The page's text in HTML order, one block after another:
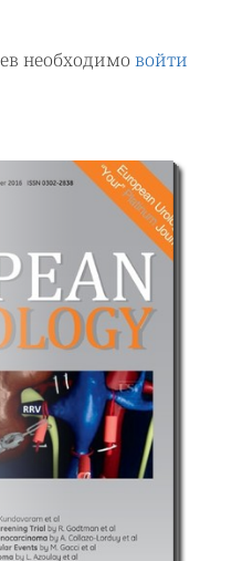
необходимо войти